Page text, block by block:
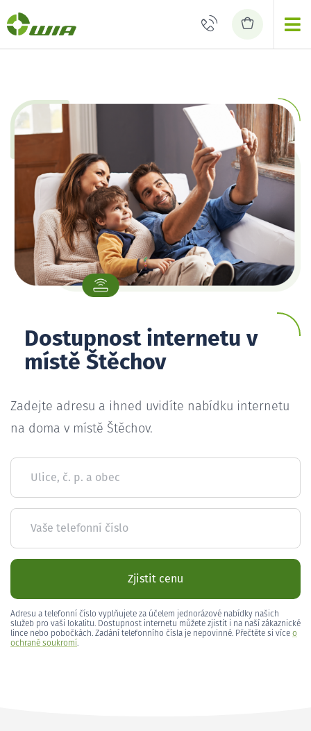
Dostupnost internetu v
místě Štěchov
Zadejte adresu a ihned uvidíte nabídku internetu
na doma v místě Štěchov.
Ulice, č. p. a obec
Vaše telefonní číslo
Zjistit cenu
Adresu a telefonní číslo vyplňujete za účelem jednorázové nabídky našich
služeb pro vaši lokalitu. Dostupnost internetu můžete zjistit i na naší zákaznické
lince nebo pobočkách. Zadání telefonního čísla je nepovinné. Přečtěte si více o
ochraně soukromí.